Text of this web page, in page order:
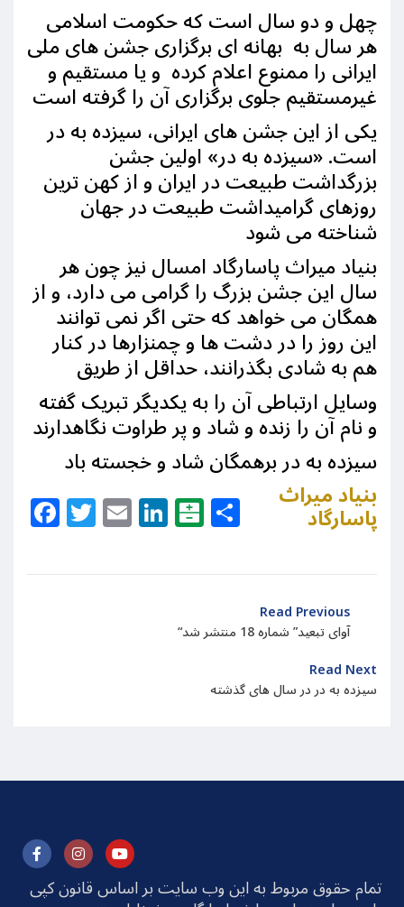
چهل و دو سال است که حکومت اسلامی
هر سال به بهانه ای برگزاری جشن های ملی
ایرانی را ممنوع اعلام کرده و یا مستقیم و
غیرمستقیم جلوی برگزاری آن را گرفته است
یکی از این جشن های ایرانی، سیزده به در
است. «سیزده به در» اولین جشن
بزرگداشت طبیعت در ایران و از کهن ترین
روزهای گرامیداشت طبیعت در جهان
شناخته می شود
بنیاد میراث پاسارگاد امسال نیز چون هر
سال این جشن بزرگ را گرامی می دارد، و از
همگان می خواهد که حتی اگر نمی توانند
این روز را در دشت ها و چمنزارها در کنار
هم به شادی بگذرانند، حداقل از طریق
وسایل ارتباطی آن را به یکدیگر تبریک گفته
و نام آن را زنده و شاد و پر طراوت نگاهدارند
سیزده به در برهمگان شاد و خجسته باد
Facebook
Twitter
EmailLinkedIn
Balatarin
Share
بنیاد میراث
پاسارگاد
Read Previous
“آوای تبعید” شماره 18 منتشر شد
Read Next
سیزده به در در سال های گذشته
تمام حقوق مربوط به این وب سایت بر اساس قانون کپی